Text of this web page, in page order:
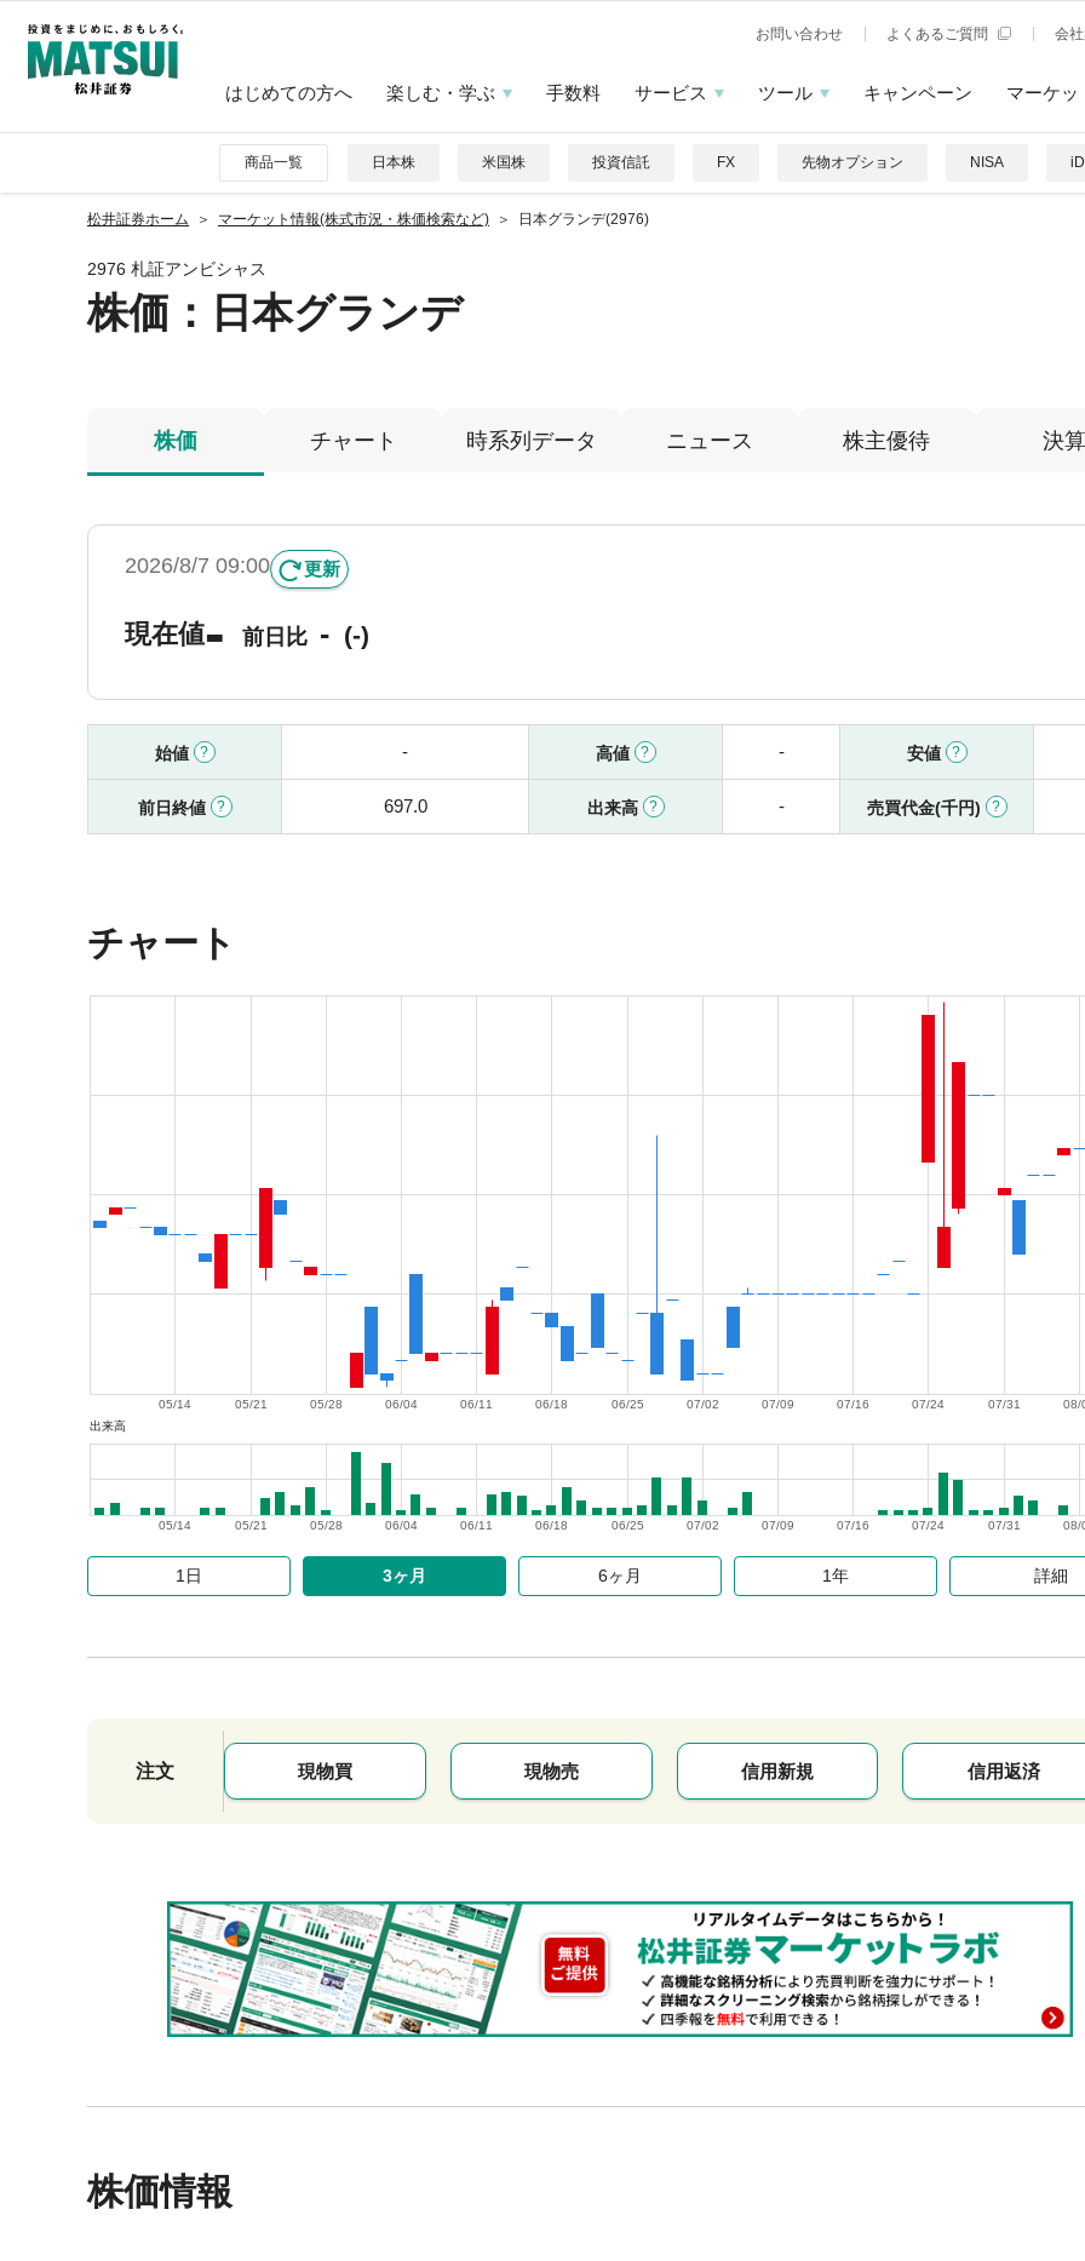
お問い合わせ よくあるご質問 会
はじめての方へ 楽しむ・学ぶ 手数料 サービス ツール キャンペーン マーケッ
商品一覧 日本株 米国株 投資信託 FX 先物オプション NISA
松井証券ホーム マーケット情報(株式市況・株価検索など) 日本グランデ(2976)
2976 札証アンビシャス
株価 ：日本グランデ
株価 チャート 時系列データ ニュース 株主優待 決算
2026/8/7 09:00 更新
現在値- 前日比 - (-)
始値 - 高値 - 安値
前日終値 697.0 出来高 - 売買代金(千円)
チャート
08/
07/31
07/24
07/16
07/09
07/02
06/25
06/18
06/11
06/04
05/28
05/21
05/14
出来高
08/
07/31
07/24
07/16
07/09
07/02
06/25
06/18
06/11
06/04
05/28
05/21
05/14
1日 3ヶ月 6ヶ月 1年 詳細
注文 現物買 現物売 信用新規 信用返済
株価情報